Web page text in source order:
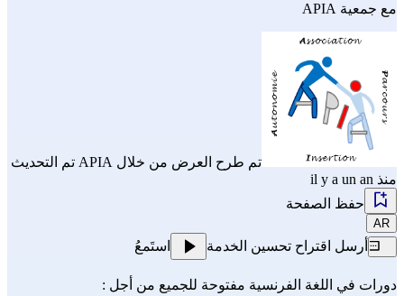
مع جمعية APIA
تم طرح العرض من خلال APIA تم التحديث
منذ il y a un an
حفظ الصفحة
AR
أرسل اقتراح تحسين الخدمة استَمعُ
دورات في اللغة الفرنسية مفتوحة للجميع من أجل :